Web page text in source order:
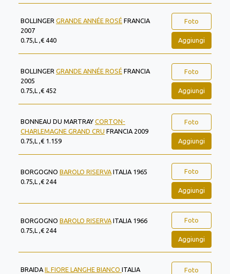
BOLLINGER GRANDE ANNÉE ROSÉ FRANCIA
2007
0.75,L ,€ 440
Foto
Aggiungi
BOLLINGER GRANDE ANNÉE ROSÉ FRANCIA
2005
0.75,L ,€ 452
Foto
Aggiungi
BONNEAU DU MARTRAY CORTON-
CHARLEMAGNE GRAND CRU FRANCIA 2009
0.75,L ,€ 1.159
Foto
Aggiungi
BORGOGNO BAROLO RISERVA ITALIA 1965
0.75,L ,€ 244
Foto
Aggiungi
BORGOGNO BAROLO RISERVA ITALIA 1966
0.75,L ,€ 244
Foto
Aggiungi
BRAIDA IL FIORE LANGHE BIANCO ITALIA Foto